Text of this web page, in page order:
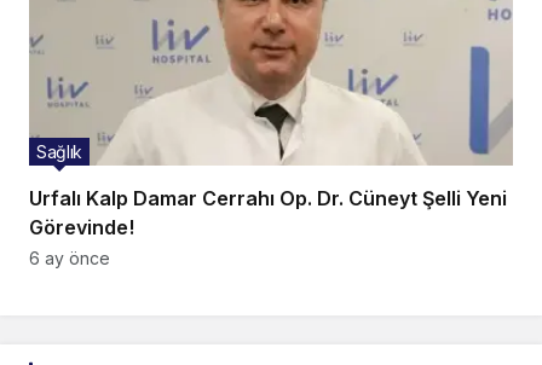
Urfalı Kalp Damar Cerrahı Op. Dr. Cüneyt Şelli Yeni
Görevinde!
Sağlık
6 ay önce